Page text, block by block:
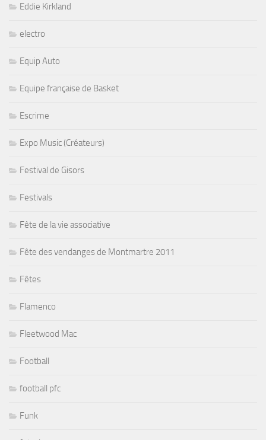
Eddie Kirkland
electro
Equip Auto
Equipe française de Basket
Escrime
Expo Music (Créateurs)
Festival de Gisors
Festivals
Fête de la vie associative
Fête des vendanges de Montmartre 2011
Fêtes
Flamenco
Fleetwood Mac
Football
football pfc
Funk